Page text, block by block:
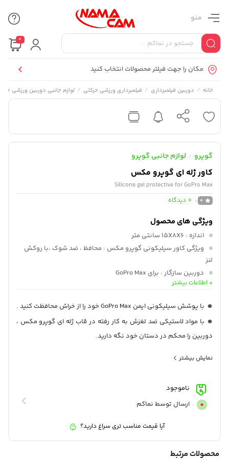
منو
0
مکان را جهت فیلتر محصولات انتخاب کنید
خانه / دوربین فیلمبرداری / فیلمبرداری ورزشی حرکتی / لوازم جانبی دوربین ورزشی
گوپرو / لوازم جانبی گوپرو
کاور ژله ای گوپرو مکس
Silicone gel protective for GoPro Max
0
0 دیدگاه
ویژگی های محصول
اندازه : 15X8X6 سانتی متر
ویژگی کاور سیلیکونی گوپرو مکس : محافظ ، ضد شوک ،با روکش
لنز
دوربین سازگار : برای GoPro Max
جنس : سیلیکون
وزن
+ اطلاعات بیشتر
با پوشش سیلیکونی ایمن GoPro Max خود را از خراش محافظت کنید .
با مواد لاستیکی ضد لغزش به کار رفته در قاب ژله ای گوپرو مکس ،
دوربین را محکم در دستان خود نگه دارید.
با پوشش لنز Silicone gel protective for GoPro Max ، کاملاً از
دوربین خود محافظت کنید.
دسترسی به تمامی دکمه ها از روی قاب
یکی از لوازم جانبی پرکاربرد و ضروری برای دوربین گوپرو مکس
نمایش بیشتر
ناموجود
ارسال توسط نماکم
آیا قیمت مناسب تری سراغ دارید؟
محصولات مرتبط